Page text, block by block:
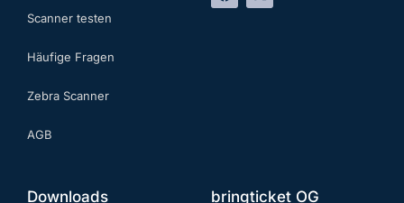
Scanner testen
Häufige Fragen
Zebra Scanner
AGB
Downloads bringticket OG